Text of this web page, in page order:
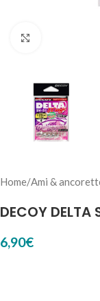
Home Ami &
DECOY DELTA
6,90€